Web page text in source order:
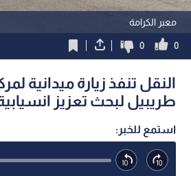
معبر الكرامة
0
0
النقل تنفذ زيارة ميدانية
طريبيل لبحث تعزيز
استمع للخبر: